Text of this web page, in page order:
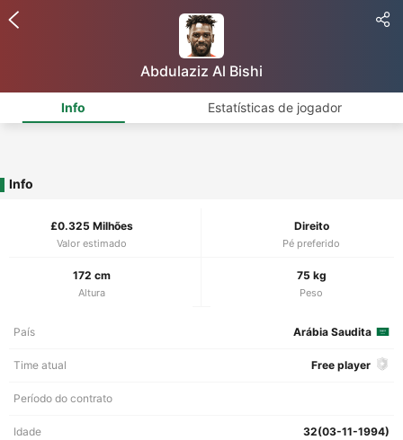
Abdulaziz Al Bishi
Info Estatísticas de jogador
Info
£0.325 Milhões
Valor estimado
Direito
Pé preferido
172 cm
Altura
75 kg
Peso
País Arábia Saudita
Time atual Free player
Período do contrato
Idade 32(03-11-1994)